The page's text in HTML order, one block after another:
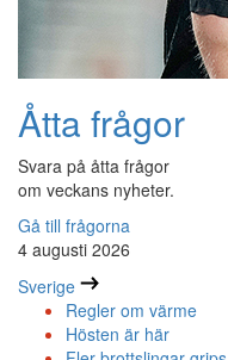
Åtta frågor
Svara på åtta frågor
om veckans nyheter.
Gå till frågorna
4 augusti 2026
Sverige
Regler om värme
Hösten är här